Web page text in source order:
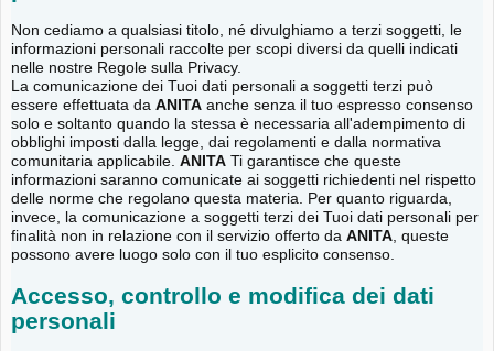
Non cediamo a qualsiasi titolo, né divulghiamo a terzi soggetti, le
informazioni personali raccolte per scopi diversi da quelli indicati
nelle nostre Regole sulla Privacy.
La comunicazione dei Tuoi dati personali a soggetti terzi può
essere effettuata da ANITA anche senza il tuo espresso consenso
solo e soltanto quando la stessa è necessaria all'adempimento di
obblighi imposti dalla legge, dai regolamenti e dalla normativa
comunitaria applicabile. ANITA Ti garantisce che queste
informazioni saranno comunicate ai soggetti richiedenti nel rispetto
delle norme che regolano questa materia. Per quanto riguarda,
invece, la comunicazione a soggetti terzi dei Tuoi dati personali per
finalità non in relazione con il servizio offerto da ANITA , queste
possono avere luogo solo con il tuo esplicito consenso.
Accesso, controllo e modifica dei dati
personali